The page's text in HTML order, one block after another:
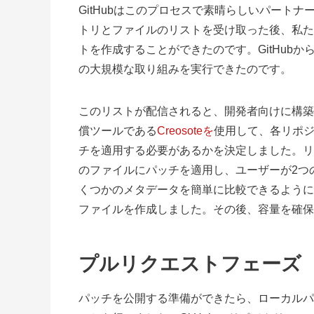
GitHubはこのプロセスで素晴らしいパートナ
トリとファイルのリストを受け取った後、私
トを作成することができたのです。GitHubか
の大規模な取り組みを実行できたのです。
このリストが配信されると、開発者向けに構
償ツールであるCreosoteを使用して、各リポ
チを適用する必要があるかを決定しました。
のファイルにパッチを適用し、ユーザーが2
くつかのメタデータを簡単に比較できるよう
ファイルを作成しました。その後、容量を確
プルリクエストフェーズ
パッチを公開する準備ができたら、ローカル